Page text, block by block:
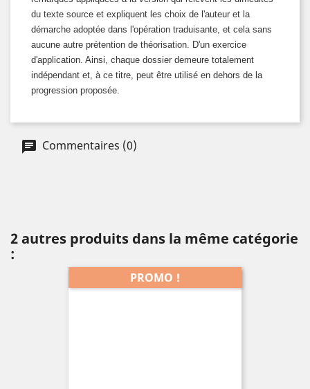
du texte source et expliquent les choix de l'auteur et la
démarche adoptée dans l'opération traduisante, et cela sans
aucune autre prétention de théorisation. D'un exercice
d'application. Ainsi, chaque dossier demeure totalement
indépendant et, à ce titre, peut être utilisé en dehors de la
progression proposée.
Commentaires (0)
2 autres produits dans la même catégorie
:
PROMO !